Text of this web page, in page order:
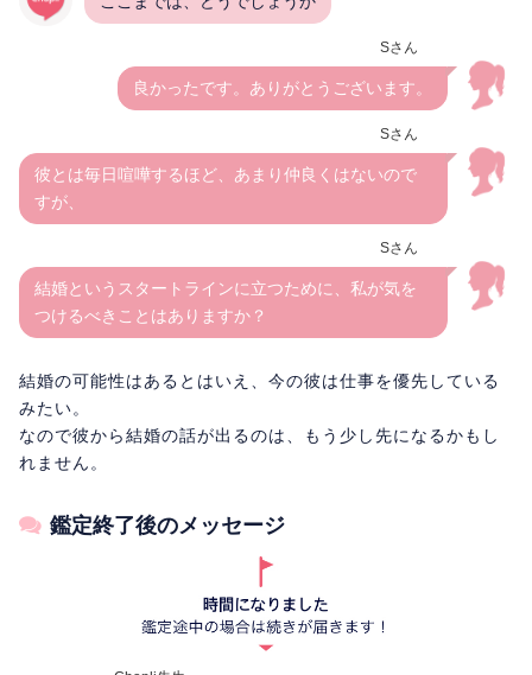
Sさん
良かったです。ありがとうございます。
Sさん
彼とは毎日喧嘩するほど、あまり仲良くはないので
すが、
Sさん
結婚というスタートラインに立つために、私が気を
つけるべきことはありますか？
結婚の可能性はあるとはいえ、今の彼は仕事を優先している
みたい。
なので彼から結婚の話が出るのは、もう少し先になるかもし
れません。
鑑定終了後のメッセージ